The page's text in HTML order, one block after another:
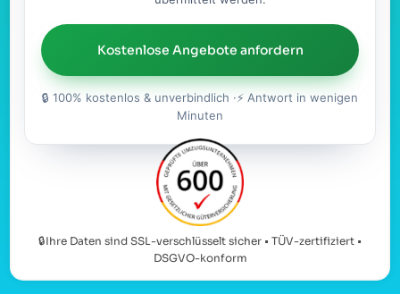
Kostenlose Angebote anfordern
🔒 100% kostenlos & unverbindlich ·⚡ Antwort in wenigen
Minuten
🔒Ihre Daten sind SSL-verschlüsselt sicher • TÜV-zertifiziert •
DSGVO-konform